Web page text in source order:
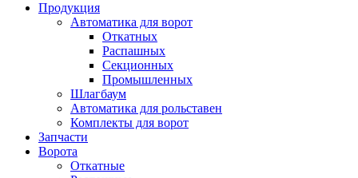
Продукция
Автоматика для ворот
Откатных
Распашных
Секционных
Промышленных
Шлагбаум
Автоматика для рольставен
Комплекты для ворот
Запчасти
Ворота
Откатные